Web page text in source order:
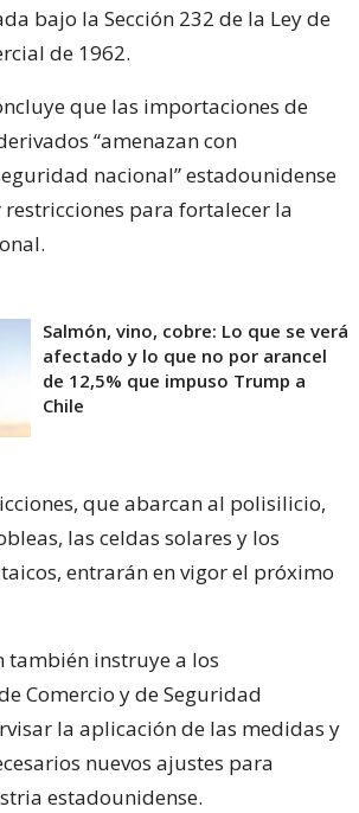
bajo la Sección 232 de la Ley de
de 1962.
que las importaciones de
“amenazan con
nacional” estadounidense
para fortalecer la
Salmón, vino, cobre: Lo que se verá
afectado y lo que no por arancel
de 12,5% que impuso Trump a
Chile
que abarcan al polisilicio,
las celdas solares y los
entrarán en vigor el próximo
también instruye a los
Comercio y de Seguridad
la aplicación de las medidas y
nuevos ajustes para
estadounidense.